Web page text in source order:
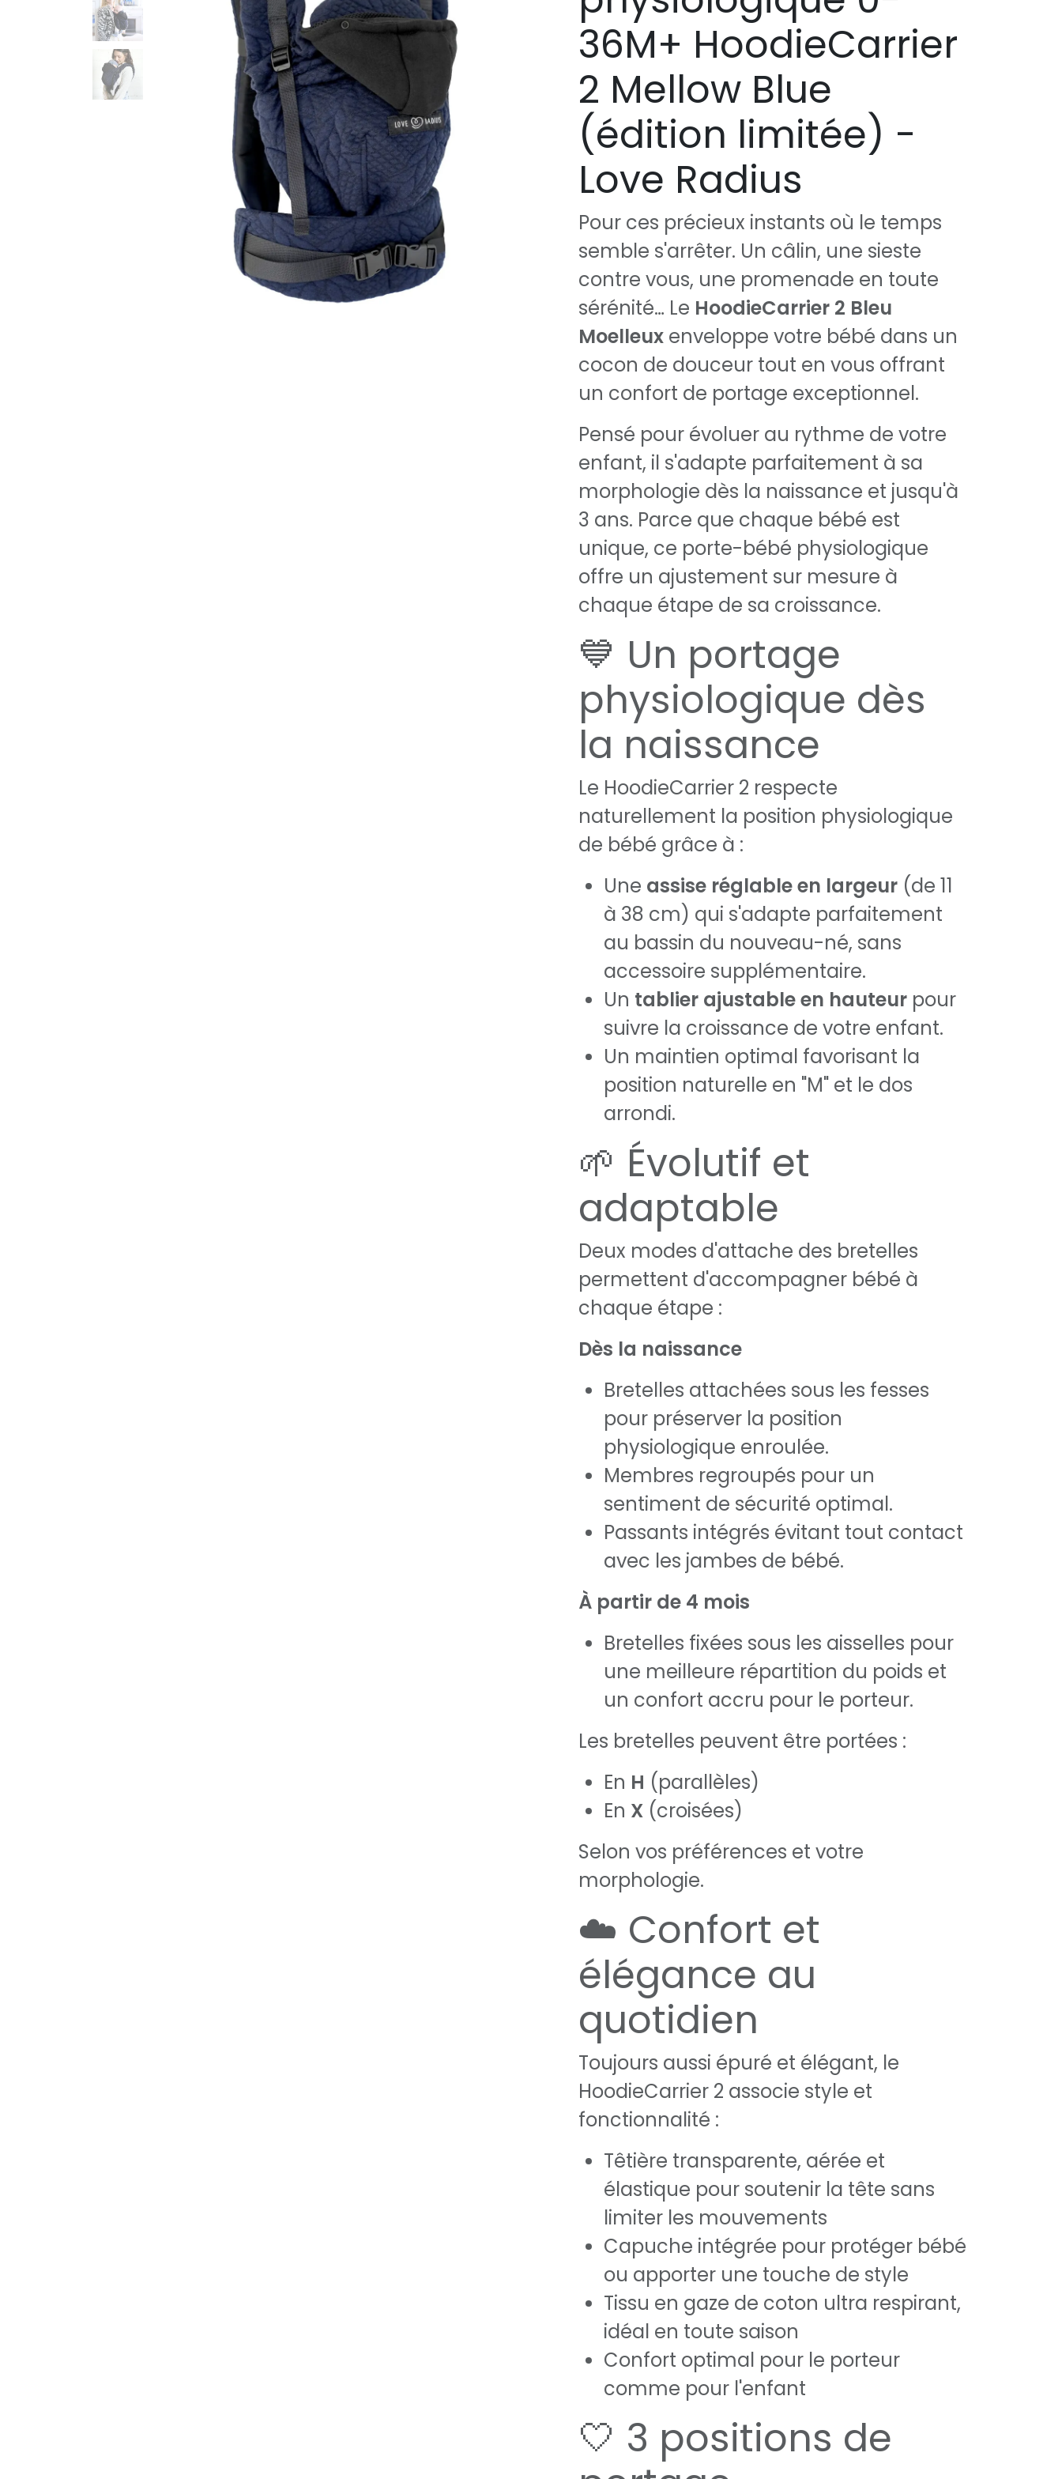
36M+ HoodieCarrier
2 Mellow Blue
(édition limitée) -
Love Radius
Pour ces précieux instants où le temps
semble s'arrêter. Un câlin, une sieste
contre vous, une promenade en toute
sérénité… Le HoodieCarrier 2 Bleu
Moelleux enveloppe votre bébé dans un
cocon de douceur tout en vous offrant
un confort de portage exceptionnel.
Pensé pour évoluer au rythme de votre
enfant, il s'adapte parfaitement à sa
morphologie dès la naissance et jusqu'à
3 ans. Parce que chaque bébé est
unique, ce porte-bébé physiologique
offre un ajustement sur mesure à
chaque étape de sa croissance.
💙 Un portage
physiologique dès
la naissance
Le HoodieCarrier 2 respecte
naturellement la position physiologique
de bébé grâce à :
Une assise réglable en largeur (de 11
à 38 cm) qui s'adapte parfaitement
au bassin du nouveau-né, sans
accessoire supplémentaire.
Un tablier ajustable en hauteur pour
suivre la croissance de votre enfant.
Un maintien optimal favorisant la
position naturelle en "M" et le dos
arrondi.
🌱 Évolutif et
adaptable
Deux modes d'attache des bretelles
permettent d'accompagner bébé à
chaque étape :
Dès la naissance
Bretelles attachées sous les fesses
pour préserver la position
physiologique enroulée.
Membres regroupés pour un
sentiment de sécurité optimal.
Passants intégrés évitant tout contact
avec les jambes de bébé.
À partir de 4 mois
Bretelles fixées sous les aisselles pour
une meilleure répartition du poids et
un confort accru pour le porteur.
Les bretelles peuvent être portées :
En H (parallèles)
En X (croisées)
Selon vos préférences et votre
morphologie.
☁️ Confort et
élégance au
quotidien
Toujours aussi épuré et élégant, le
HoodieCarrier 2 associe style et
fonctionnalité :
Têtière transparente, aérée et
élastique pour soutenir la tête sans
limiter les mouvements
Capuche intégrée pour protéger bébé
ou apporter une touche de style
Tissu en gaze de coton ultra respirant,
idéal en toute saison
Confort optimal pour le porteur
comme pour l'enfant
🤍 3 positions de